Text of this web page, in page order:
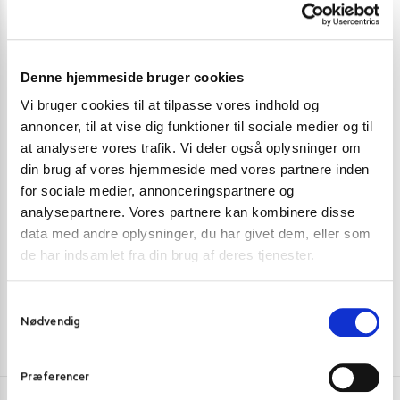
Denne hjemmeside bruger cookies
Vi bruger cookies til at tilpasse vores indhold og
annoncer, til at vise dig funktioner til sociale medier og til
at analysere vores trafik. Vi deler også oplysninger om
din brug af vores hjemmeside med vores partnere inden
for sociale medier, annonceringspartnere og
analysepartnere. Vores partnere kan kombinere disse
data med andre oplysninger, du har givet dem, eller som
de har indsamlet fra din brug af deres tjenester.
Nødvendig
Præferencer
INSTANT NUDLER & KOPNUDLER
7,00kr.
Tilføj til kurv
INSTANT
6,00